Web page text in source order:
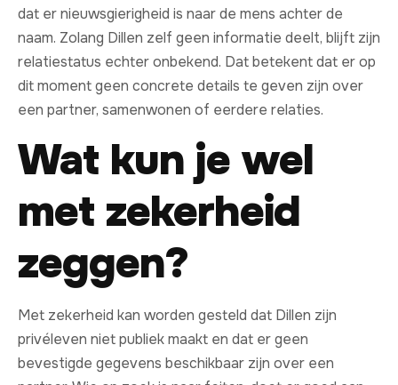
dat er nieuwsgierigheid is naar de mens achter de
naam. Zolang Dillen zelf geen informatie deelt, blijft zijn
relatiestatus echter onbekend. Dat betekent dat er op
dit moment geen concrete details te geven zijn over
een partner, samenwonen of eerdere relaties.
Wat kun je wel
met zekerheid
zeggen?
Met zekerheid kan worden gesteld dat Dillen zijn
privéleven niet publiek maakt en dat er geen
bevestigde gegevens beschikbaar zijn over een